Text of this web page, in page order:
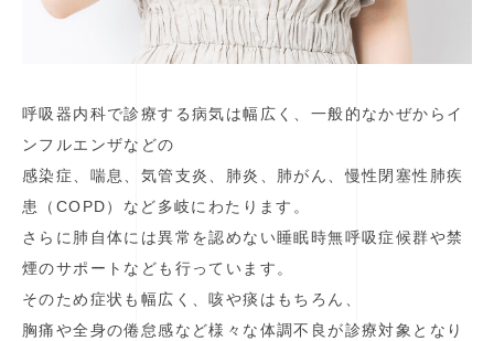
呼吸器内科で診療する病気は幅広く、一般的なかぜからイ
ンフルエンザなどの
感染症、喘息、気管支炎、肺炎、肺がん、慢性閉塞性肺疾
患（COPD）など多岐にわたります。
さらに肺自体には異常を認めない睡眠時無呼吸症候群や禁
煙のサポートなども行っています。
そのため症状も幅広く、咳や痰はもちろん、
胸痛や全身の倦怠感など様々な体調不良が診療対象となり